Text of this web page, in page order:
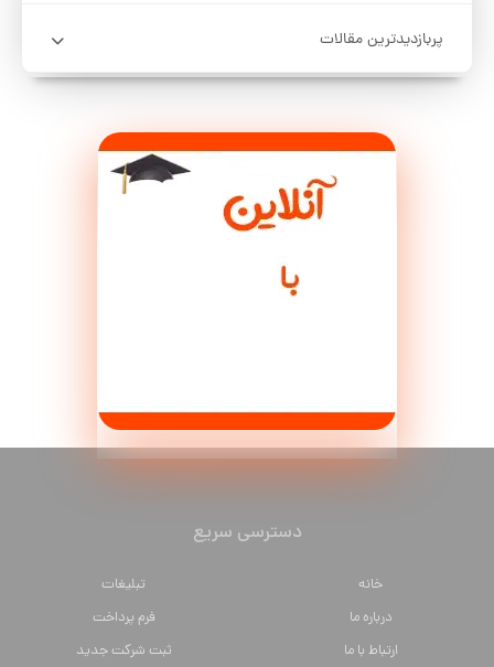
پربازدیدترین مقالات
دسترسی سریع
خانه
تبلیغات
درباره ما
فرم پرداخت
ارتباط با ما
ثبت شرکت جدید